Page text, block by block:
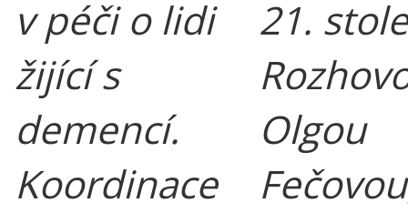
v péči o lidi
žijící s
demencí.
Koordinace
21.
Olgou